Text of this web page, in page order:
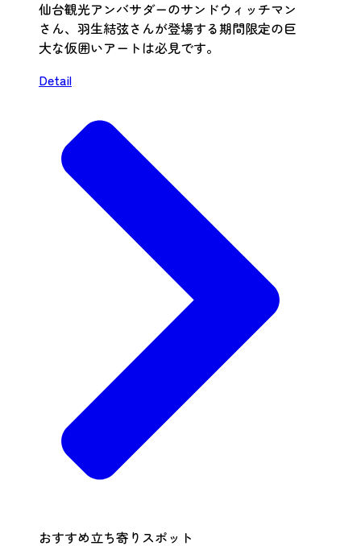
仙台観光アンバサダーのサンドウィッチマン
さん、羽生結弦さんが登場する期間限定の巨
大な仮囲いアートは必見です。
Detail
おすすめ立ち寄りスポット